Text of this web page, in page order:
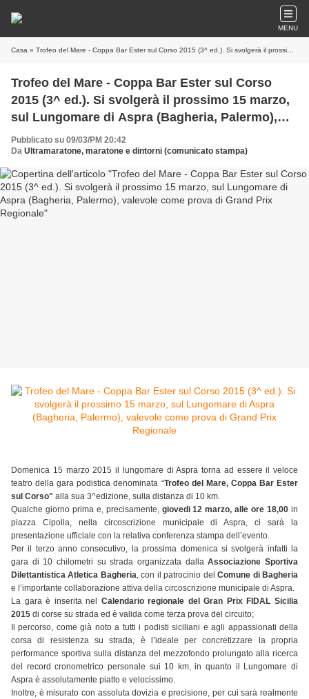
MENU
Casa » Trofeo del Mare - Coppa Bar Ester sul Corso 2015 (3^ ed.). Si svolgerà il prossimo 15 marzo, sul Lungomare di Aspra (Bagheria, Palermo), valevole come prova di Grand Prix Regionale
Trofeo del Mare - Coppa Bar Ester sul Corso
2015 (3^ ed.). Si svolgerà il prossimo 15 marzo,
sul Lungomare di Aspra (Bagheria, Palermo),
valevole come prova di Grand Prix Regionale
Pubblicato su 09/03/PM 20:42
Da Ultramaratone, maratone e dintorni (comunicato stampa)
Domenica 15 marzo 2015 il lungomare di Aspra torna ad essere il veloce
teatro della gara podistica denominata “Trofeo del Mare, Coppa Bar Ester
sul Corso" alla sua 3^edizione, sulla distanza di 10 km.
Qualche giorno prima e, precisamente, giovedi 12 marzo, alle ore 18,00in
piazza Cipolla, nella circoscrizione municipale di Aspra, ci sarà la
presentazione ufficiale con la relativa conferenza stampa dell’evento.
Per il terzo anno consecutivo, la prossima domenica si svolgerà infatti la
gara di 10 chilometri su strada organizzata dallaAssociazione Sportiva
Dilettantistica Atletica Bagheria, con il patrocinio delComune di Bagheria
e l’importante collaborazione attiva della circoscrizione municipale di Aspra.
La gara è inserita nel Calendario regionale del Gran Prix FIDAL Sicilia
2015 di corse su strada ed è valida come terza prova del circuito;
Il percorso, come già noto a tutti i podisti siciliani e agli appassionati della
corsa di resistenza su strada, è l’ideale per concretizzare la propria
performance sportiva sulla distanza del mezzofondo prolungato alla ricerca
del record cronometrico personale sui 10 km, in quanto il Lungomare di
Aspra è assolutamente piatto e velocissimo.
Inoltre, è misurato con assoluta dovizia e precisione, per cui sarà realmente